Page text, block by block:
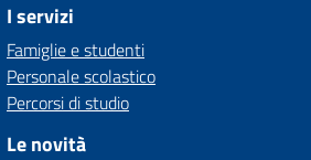
I servizi
Famiglie e studenti
Personale scolastico
Percorsi di studio
Le novità